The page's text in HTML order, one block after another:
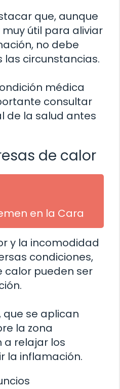
que, aunque
útil para aliviar
no debe
las circunstancias.
médica
consultar
de la salud antes
de calor
en la Cara
y la incomodidad
condiciones,
calor pueden ser
que se aplican
la zona
relajar los
la inflamación.